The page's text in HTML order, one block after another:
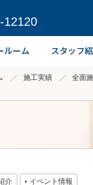
12120
施工実績
全面
介 イベント情報